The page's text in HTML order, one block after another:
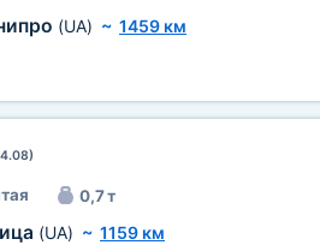
(UA) ~ 1459 км
0,7 т
(UA) ~ 1159 км